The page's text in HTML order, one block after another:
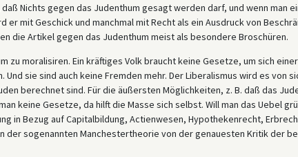
Nichts gegen das Judenthum gesagt werden darf, und wenn man
er mit Geschick und manchmal mit Recht als ein Ausdruck von
die Artikel gegen das Judenthum meist als besondere Broschüren.
zu moralisiren. Ein kräftiges Volk braucht keine Gesetze, um sich
Und sie sind auch keine Fremden mehr. Der Liberalismus wird es von
berechnet sind. Für die äußersten Möglichkeiten, z. B. daß das
keine Gesetze, da hilft die Masse sich selbst. Will man das Uebel
in Bezug auf Capitalbildung, Actienwesen, Hypothekenrecht,
der sogenannten Manchestertheorie von der genauesten Kritik der